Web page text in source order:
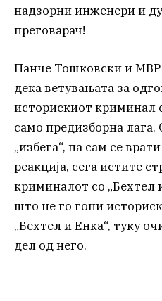
надзорни инженери и
преговарач!
Панче Тошковски и
дека ветувањата за
историскиот криминал
само предизборна
„избега“, па сам се
реакција, сега истите
криминалот со
што не го гони
„Бехтел и Енка“, туку
дел од него.